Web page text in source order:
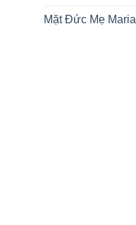
Mặt Đức Mẹ Maria